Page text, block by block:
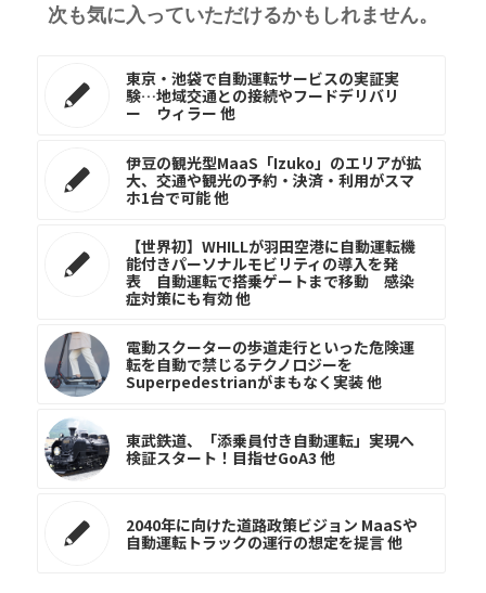
次も気に入っていただけるかもしれません。
東京・池袋で自動運転サービスの実証実
験…地域交通との接続やフードデリバリ
ー ウィラー 他
伊豆の観光型MaaS「Izuko」のエリアが拡
大、交通や観光の予約・決済・利用がスマ
ホ1台で可能 他
【世界初】WHILLが羽田空港に自動運転機
能付きパーソナルモビリティの導入を発
表 自動運転で搭乗ゲートまで移動 感染
症対策にも有効 他
電動スクーターの歩道走行といった危険運
転を自動で禁じるテクノロジーを
Superpedestrianがまもなく実装 他
東武鉄道、「添乗員付き自動運転」実現へ
検証スタート！目指せGoA3 他
2040年に向けた道路政策ビジョン MaaSや
自動運転トラックの運行の想定を提言 他